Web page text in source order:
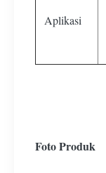
Aplikasi
Foto Produk